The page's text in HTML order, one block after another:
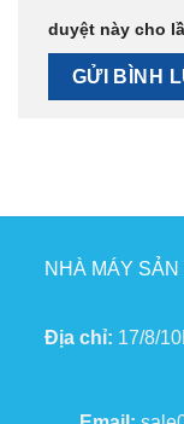
duyệt này cho
NHÀ MÁY
Địa chỉ: 17/8/